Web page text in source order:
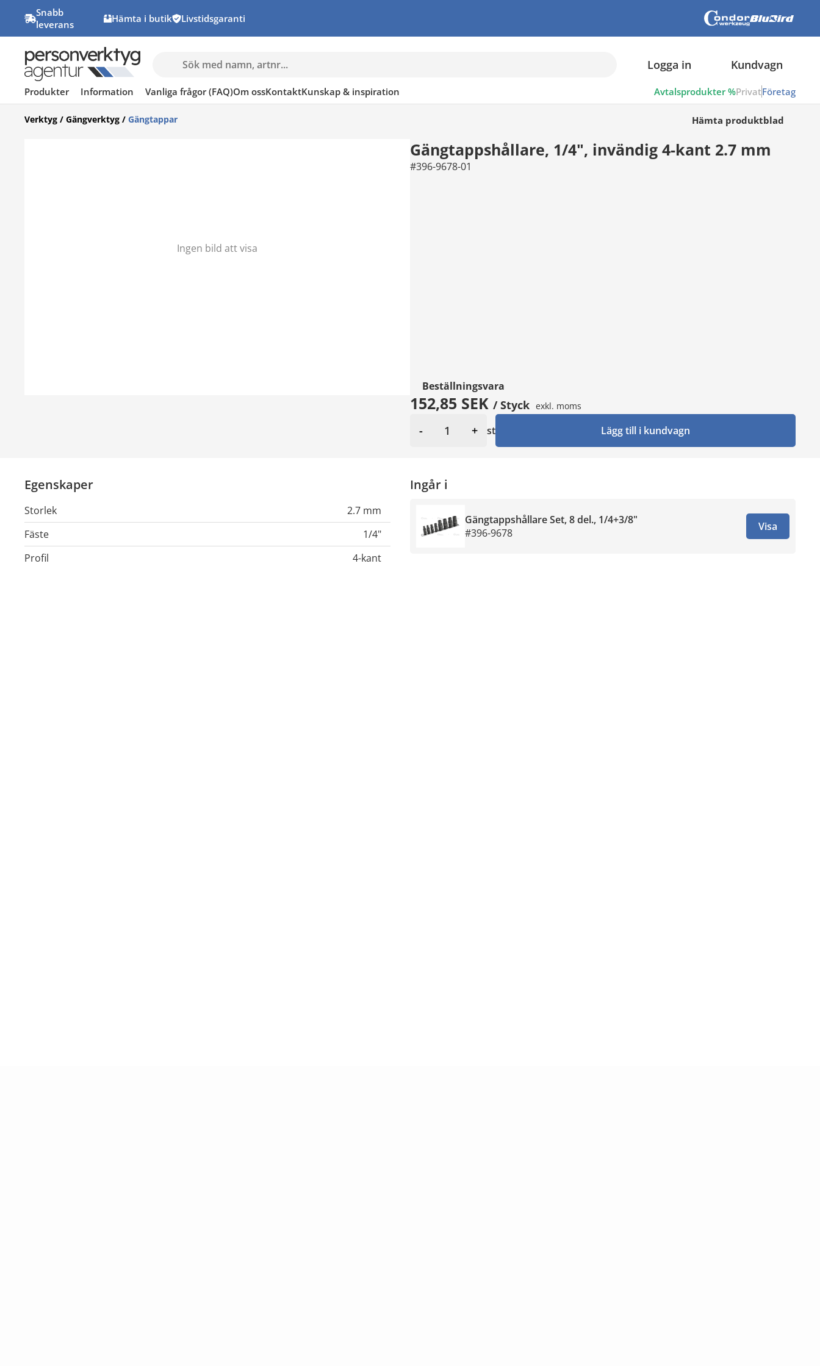
Snabb
leverans
Hämta i butik Livstidsgaranti
Logga in Kundvagn
Produkter Information Vanliga frågor (FAQ)Om ossKontaktKunskap & inspiration Avtalsprodukter %PrivatFöretag
Verktyg / Gängverktyg / Gängtappar Hämta produktblad
Ingen bild att visa
Gängtappshållare, 1/4", invändig 4-kant 2.7 mm
#396-9678-01
Beställningsvara
152,85 SEK / Styck exkl. moms
- + st Lägg till i kundvagn
Egenskaper
Storlek
2.7 mm
Fäste
1/4"
Profil
4-kant
Ingår i
Gängtappshållare Set, 8 del., 1/4+3/8"
#396-9678
Visa